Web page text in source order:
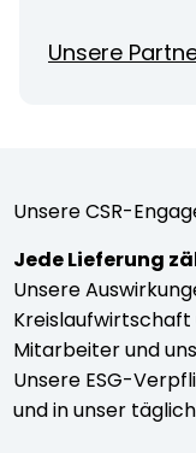
Unsere
Unsere CSR-
Jede Lieferung
Unsere
Mitarbeiter und
Unsere ESG-
und in unser